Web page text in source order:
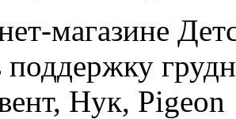
магазине
поддержку
Нук, Pigeon